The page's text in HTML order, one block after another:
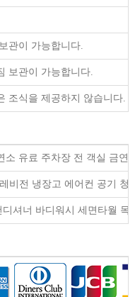
관이 가능합니다.
보관이 가능합니다.
조식을 제공하지 않습니다.
소 유료 주차장 전 객실 금
비전 냉장고 에어컨 공기
디셔너 바디워시 세면타월 목